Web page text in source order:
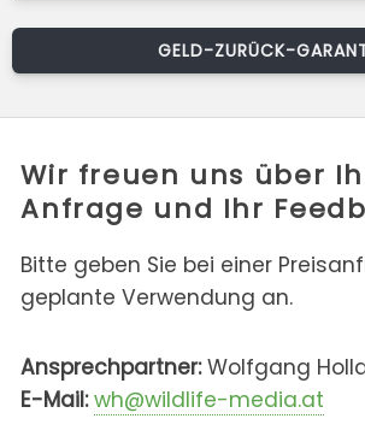
GELD-ZURÜCK-
Wir freuen uns über
Anfrage und Ihr
Bitte geben Sie bei einer
geplante Verwendung an.
Ansprechpartner:Wolfgang
E-Mail: wh@wildlife-media.at